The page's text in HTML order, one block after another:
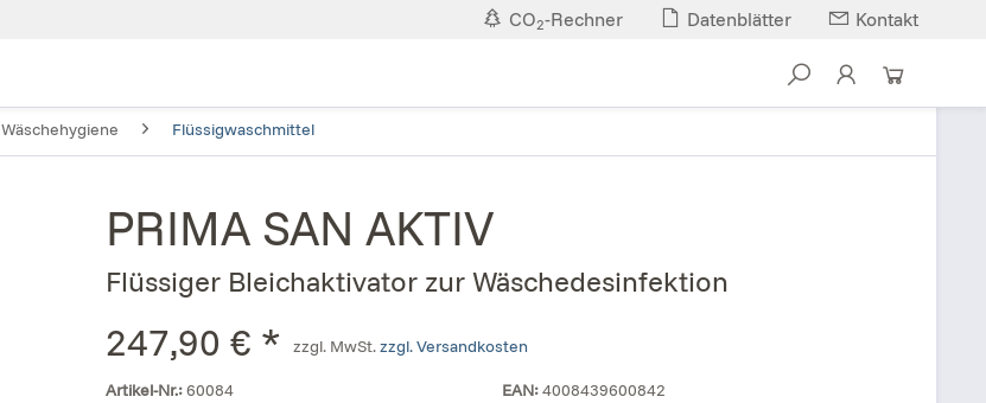
CO2-Rechner Datenblätter Kontakt
Wäschehygiene Flüssigwaschmittel
PRIMA SAN AKTIV
Flüssiger Bleichaktivator zur Wäschedesinfektion
247,90 € * zzgl. MwSt.zzgl. Versandkosten
Artikel-Nr.:60084 EAN:4008439600842